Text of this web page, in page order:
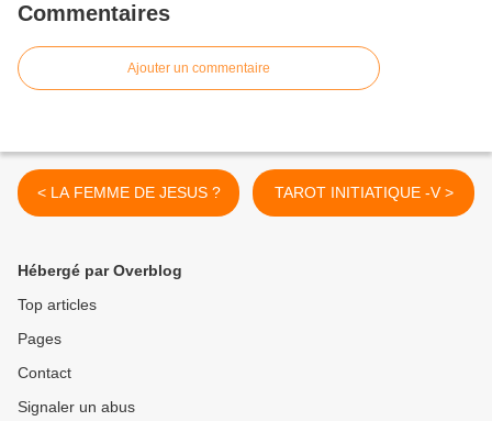
Commentaires
Ajouter un commentaire
< LA FEMME DE JESUS ? TAROT INITIATIQUE -V >
Hébergé par Overblog
Top articles
Pages
Contact
Signaler un abus